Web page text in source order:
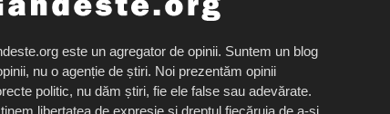
este un agregator de opinii. Suntem un blog
nu o agenție de știri. Noi prezentăm opinii
politic, nu dăm știri, fie ele false sau adevărate.
libertatea de expresie și dreptul fiecăruia de a-și